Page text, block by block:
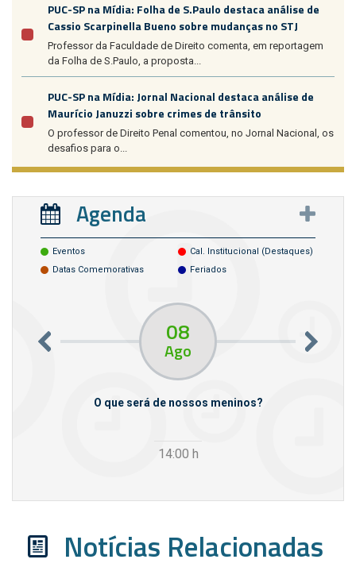
PUC-SP na Mídia: Folha de S.Paulo destaca análise de
Cassio Scarpinella Bueno sobre mudanças no STJ
Professor da Faculdade de Direito comenta, em reportagem
da Folha de S.Paulo, a proposta...
PUC-SP na Mídia: Jornal Nacional destaca análise de
Maurício Januzzi sobre crimes de trânsito
O professor de Direito Penal comentou, no Jornal Nacional, os
desafios para o...
Agenda
Eventos
Cal. Institucional (destaques)
Datas Comemorativas
Feriados
08
Ago
O que será de nossos meninos?
14:00 h
Notícias Relacionadas